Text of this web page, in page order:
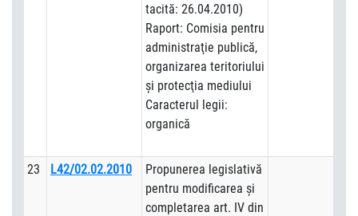
tacită: 26.04.2010)
Raport: Comisia pentru
administraţie publică,
organizarea teritoriului
şi protecţia mediului
Caracterul legii:
organică
23 L42/02.02.2010
Propunerea legislativă
pentru modificarea şi
completarea art. IV din